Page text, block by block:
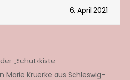
6. April 2021
„Schatzkiste
Marie Krüerke aus Schleswig-